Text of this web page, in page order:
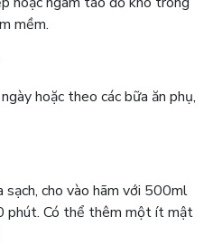
mềm.
hoặc theo các bữa ăn phụ,
sạch, cho vào hãm với 500ml
phút. Có thể thêm một ít mật